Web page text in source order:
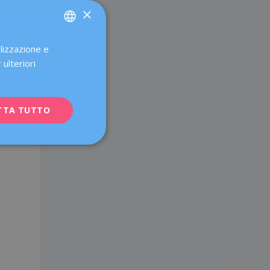
FRENCH
×
e
ulteriori
TUTTO